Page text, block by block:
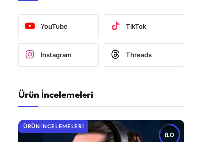
YouTube TikTok
Instagram Threads
Ürün İncelemeleri
8.0
ÜRÜN İNCELEMELERI